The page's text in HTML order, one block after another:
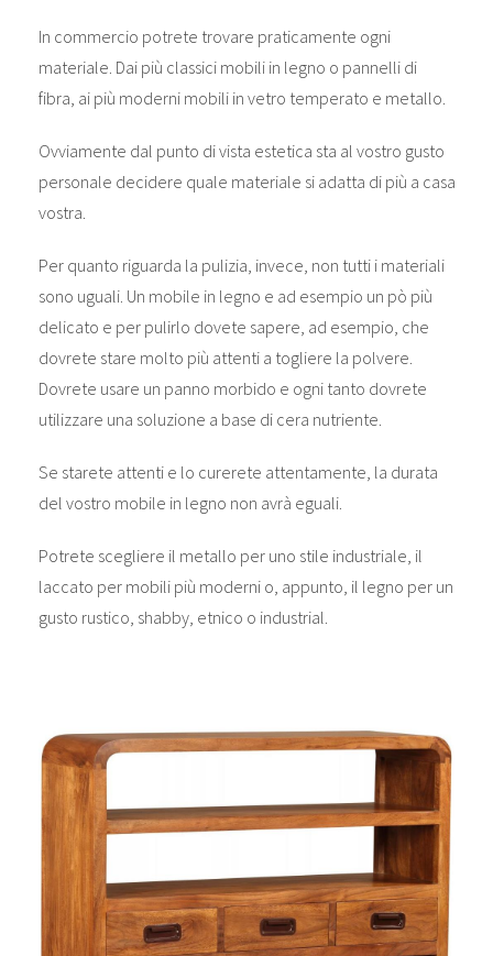
In commercio potrete trovare praticamente ogni
materiale. Dai più classici mobili in legno o pannelli di
fibra, ai più moderni mobili in vetro temperato e metallo.
Ovviamente dal punto di vista estetica sta al vostro gusto
personale decidere quale materiale si adatta di più a casa
vostra.
Per quanto riguarda la pulizia, invece, non tutti i materiali
sono uguali. Un mobile in legno e ad esempio un pò più
delicato e per pulirlo dovete sapere, ad esempio, che
dovrete stare molto più attenti a togliere la polvere.
Dovrete usare un panno morbido e ogni tanto dovrete
utilizzare una soluzione a base di cera nutriente.
Se starete attenti e lo curerete attentamente, la durata
del vostro mobile in legno non avrà eguali.
Potrete scegliere il metallo per uno stile industriale, il
laccato per mobili più moderni o, appunto, il legno per un
gusto rustico, shabby, etnico o industrial.